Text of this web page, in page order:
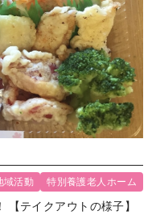
域活動 特別養護老人ホーム
【テイクアウトの様子】